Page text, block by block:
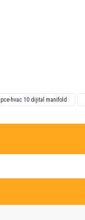
pce-hvac 10 dijital manifold